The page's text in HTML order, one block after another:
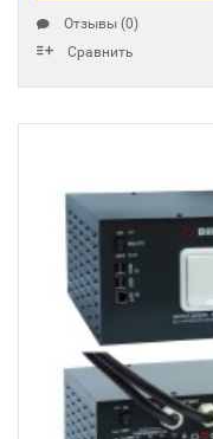
Отзывы (0)
Сравнить